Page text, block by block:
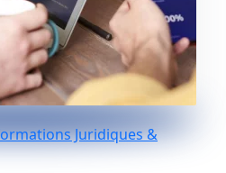
Juridiques &